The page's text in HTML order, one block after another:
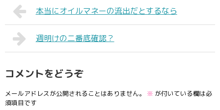
本当にオイルマネーの流出だとするなら
週明けの二番底確認？
コメントをどうぞ
メールアドレスが公開されることはありません。 ※ が付いている欄は必
須項目です